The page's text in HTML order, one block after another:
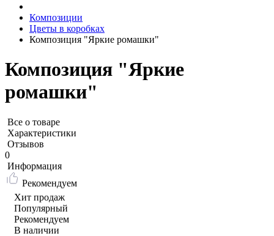
Композиции
Цветы в коробках
Композиция "Яркие ромашки"
Композиция "Яркие
ромашки"
Все о товаре
Характеристики
Отзывов
0
Информация
Рекомендуем
Хит продаж
Популярный
Рекомендуем
В наличии